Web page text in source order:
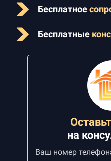
Бесплатное
Бесплатные
на
Ваш номер